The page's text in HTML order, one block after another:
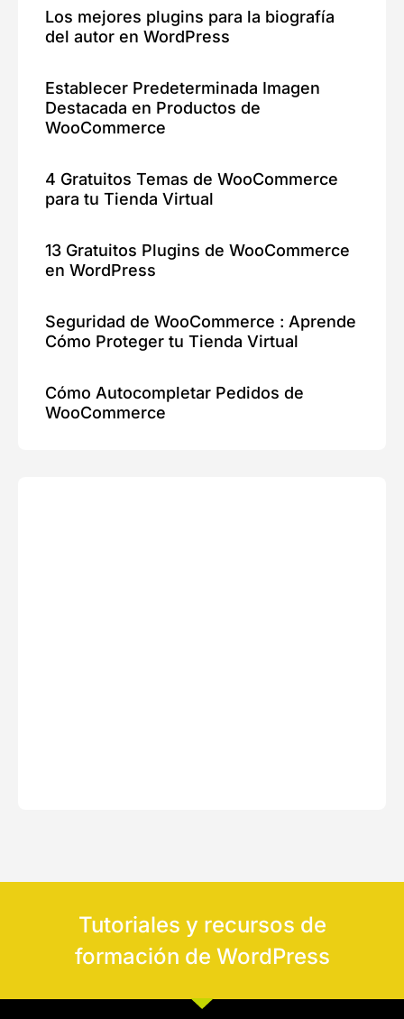
Los mejores plugins para la biografía
del autor en WordPress
Establecer Predeterminada Imagen
Destacada en Productos de
WooCommerce
4 Gratuitos Temas de WooCommerce
para tu Tienda Virtual
13 Gratuitos Plugins de WooCommerce
en WordPress
Seguridad de WooCommerce : Aprende
Cómo Proteger tu Tienda Virtual
Cómo Autocompletar Pedidos de
WooCommerce
Tutoriales y recursos de
formación de WordPress